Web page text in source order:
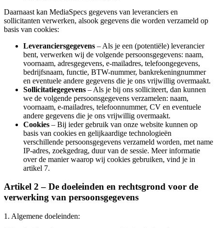
Daarnaast kan MediaSpecs gegevens van leveranciers en
sollicitanten verwerken, alsook gegevens die worden verzameld op
basis van cookies:
Leveranciersgegevens – Als je een (potentiële) leverancier
bent, verwerken wij de volgende persoonsgegevens: naam,
voornaam, adresgegevens, e-mailadres, telefoongegevens,
bedrijfsnaam, functie, BTW-nummer, bankrekeningnummer
en eventuele andere gegevens die je ons vrijwillig overmaakt.
Sollicitatiegegevens – Als je bij ons solliciteert, dan kunnen
we de volgende persoonsgegevens verzamelen: naam,
voornaam, e-mailadres, telefoonnummer, CV en eventuele
andere gegevens die je ons vrijwillig overmaakt.
Cookies – Bij ieder gebruik van onze website kunnen op
basis van cookies en gelijkaardige technologieën
verschillende persoonsgegevens verzameld worden, met name
IP-adres, zoekgedrag, duur van de sessie. Meer informatie
over de manier waarop wij cookies gebruiken, vind je in
artikel 7.
Artikel 2 – De doeleinden en rechtsgrond voor de
verwerking van persoonsgegevens
1. Algemene doeleinden: